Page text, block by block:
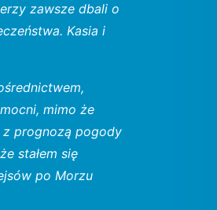
zawsze dbali o
Kasia i
mimo że
z prognozą pogody
stałem się
po Morzu